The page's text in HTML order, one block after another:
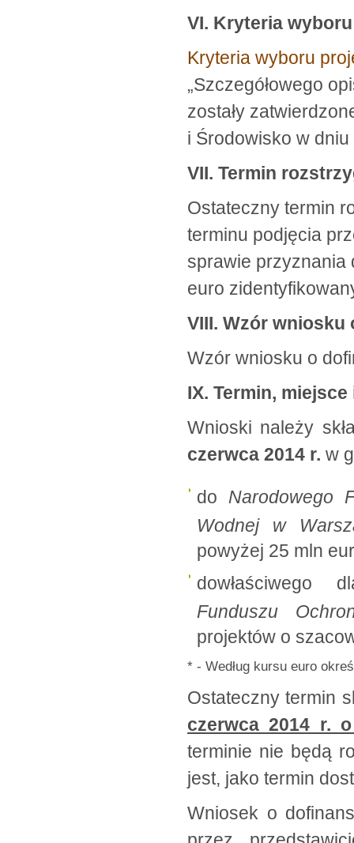
VI. Kryteria
Kryteria wyboru
„Szczegółowego
zostały
i Środowisko w
VII. Termin
Ostateczny termin
terminu podjęcia
sprawie przyznania
euro
VIII. Wzór
Wzór wniosku o
IX. Termin,
Wnioski należy
czerwca 2014 r. w
do Narodowego
Wodnej w
powyżej 25 mln
dowłaściwego
Funduszu
projektów o
* - Według kursu euro
Ostateczny termin
czerwca 2014 r.
terminie nie będą
jest, jako termin
Wniosek o